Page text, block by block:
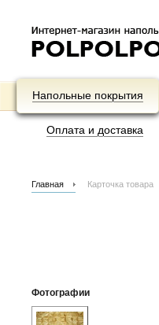
Напольные покрытия
Оплата и доставка
Главная Карточка товара
Фотографии